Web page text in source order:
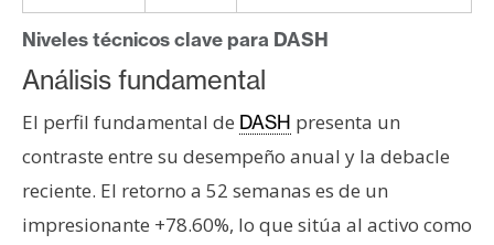
Niveles técnicos clave para DASH
Análisis fundamental
El perfil fundamental de DASH presenta un
contraste entre su desempeño anual y la debacle
reciente. El retorno a 52 semanas es de un
impresionante +78.60%, lo que sitúa al activo como